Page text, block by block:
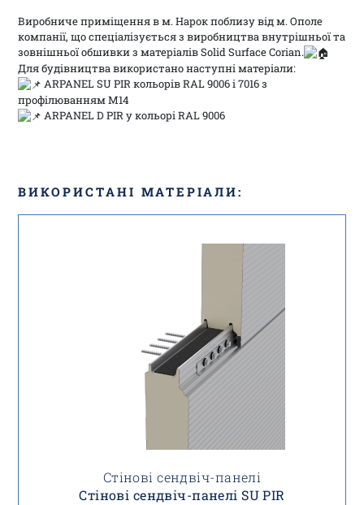
Виробниче приміщення в м. Нарок поблизу від м. Ополе
компанії, що спеціалізується з виробництва внутрішньої та
зовнішньої обшивки з матеріалів Solid Surface Corian.
Для будівництва використано наступні матеріали:
ARPANEL SU PIR кольорів RAL 9006 і 7016 з
профілюванням М14
ARPANEL D PIR у кольорі RAL 9006
ВИКОРИСТАНІ МАТЕРІАЛИ:
Стінові сендвіч-панелі
Стінові сендвіч-панелі SU PIR